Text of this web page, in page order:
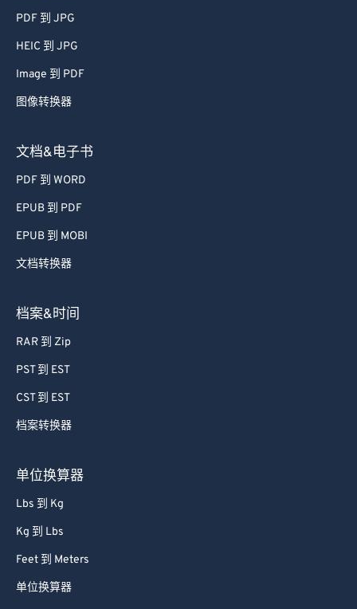
PDF 到 JPG
HEIC 到 JPG
Image 到 PDF
图像转换器
文档&电子书
PDF 到 WORD
EPUB 到 PDF
EPUB 到 MOBI
文档转换器
档案&时间
RAR 到 Zip
PST 到 EST
CST 到 EST
档案转换器
单位换算器
Lbs 到 Kg
Kg 到 Lbs
Feet 到 Meters
单位换算器